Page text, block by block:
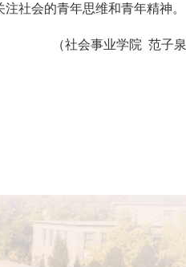
社会的青年思维和青年精神。
（社会事业学院 范子泉